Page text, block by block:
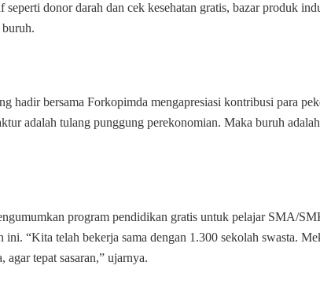
Pendidikan
seperti donor darah dan cek kesehatan gratis, bazar produk
buruh.
hadir bersama Forkopimda mengapresiasi kontribusi para
adalah tulang punggung perekonomian. Maka buruh
program pendidikan gratis untuk pelajar SMA/
“Kita telah bekerja sama dengan 1.300 sekolah swasta.
agar tepat sasaran,” ujarnya.